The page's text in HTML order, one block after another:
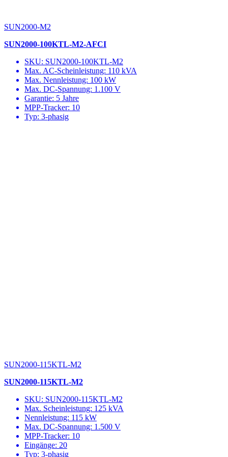
SUN2000-M2
SUN2000-100KTL-M2-AFCI
SKU: SUN2000-100KTL-M2
Max. AC-Scheinleistung: 110 kVA
Max. Nennleistung: 100 kW
Max. DC-Spannung: 1.100 V
Garantie: 5 Jahre
MPP-Tracker: 10
Typ: 3-phasig
SUN2000-115KTL-M2
SUN2000-115KTL-M2
SKU: SUN2000-115KTL-M2
Max. Scheinleistung: 125 kVA
Nennleistung: 115 kW
Max. DC-Spannung: 1.500 V
MPP-Tracker: 10
Eingänge: 20
Typ: 3-phasig